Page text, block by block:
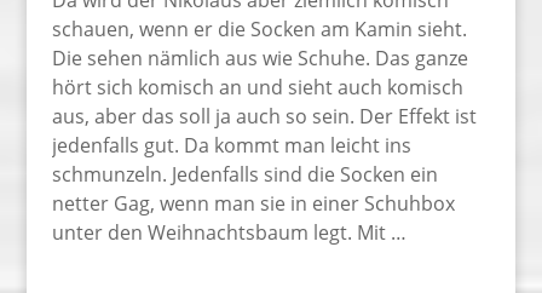
schauen, wenn er die Socken am Kamin sieht.
Die sehen nämlich aus wie Schuhe. Das ganze
hört sich komisch an und sieht auch komisch
aus, aber das soll ja auch so sein. Der Effekt ist
jedenfalls gut. Da kommt man leicht ins
schmunzeln. Jedenfalls sind die Socken ein
netter Gag, wenn man sie in einer Schuhbox
unter den Weihnachtsbaum legt. Mit …